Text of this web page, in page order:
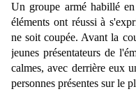
Un groupe armé habillé
éléments ont réussi à
ne soit coupée. Avant la
jeunes présentateurs de
calmes, avec derrière eux
personnes présentes sur le